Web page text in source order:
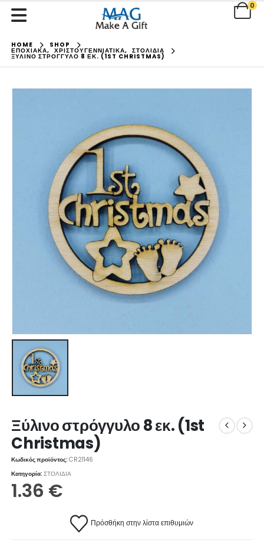
0
HOME SHOP
ΕΠΟΧΙΑΚΑ, ΧΡΙΣΤΟΥΓΕΝΝΙΑΤΙΚΑ, ΣΤΟΛΙΔΙΑ
ΞΎΛΙΝΟ ΣΤΡΌΓΓΥΛΟ 8 ΕΚ. (1ST CHRISTMAS)
Ξύλινο στρόγγυλο 8 εκ. (1st
Christmas)
Κωδικός προϊόντος:CR21146
Κατηγορία:ΣΤΟΛΙΔΙΑ
1.36 €
Πρόσθήκη στην λίστα επιθυμιών